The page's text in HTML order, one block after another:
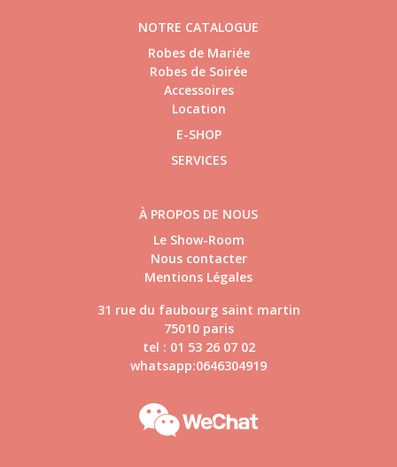
NOTRE CATALOGUE
Robes de Mariée
Robes de Soirée
Accessoires
Location
E-SHOP
SERVICES
À PROPOS DE NOUS
Le Show-Room
Nous contacter
Mentions Légales
31 rue du faubourg saint martin
75010 paris
tel : 01 53 26 07 02
whatsapp:0646304919